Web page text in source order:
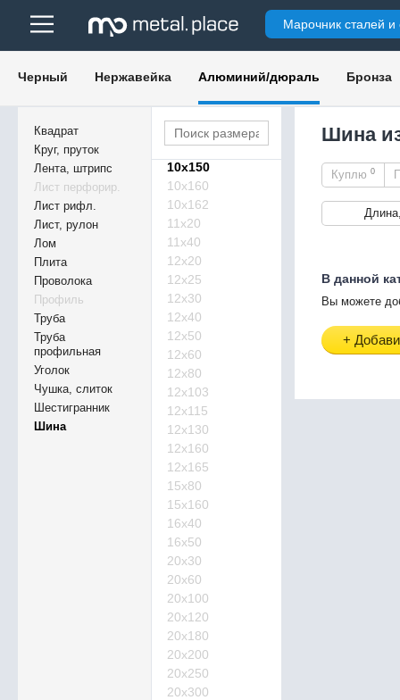
Марочник сталей и
Черный Нержавейка Алюминий/дюраль Бронза
Квадрат
Круг, пруток
Лента, штрипс
Лист перфорир.
Лист рифл.
Лист, рулон
Лом
Плита
Проволока
Профиль
Труба
Труба
профильная
Уголок
Чушка, слиток
Шестигранник
Шина
9х30
9,5х159
10х20
10х25
10х40
10х75
10х140
10х150
10х160
10х162
11х20
11х40
12х20
12х25
12х30
12х40
12х50
12х60
12х80
12х103
12х115
12х130
12х160
12х165
15х80
15х160
16х40
16х50
20х30
20х60
20х100
20х120
20х180
20х200
20х250
20х300
Шина
Куплю 0
В данной
Вы можете
+